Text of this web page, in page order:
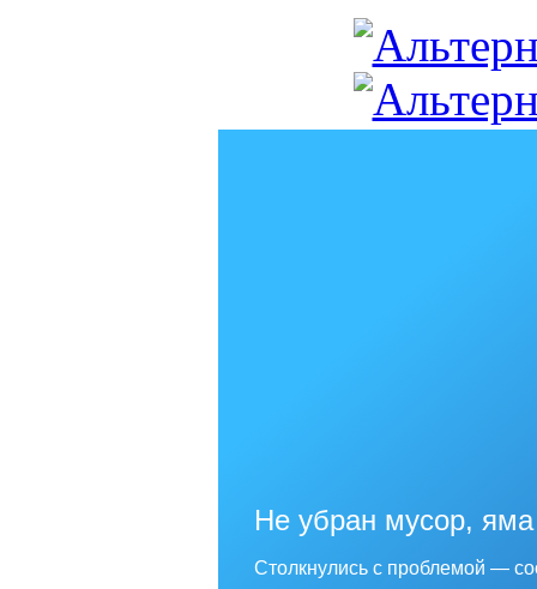
Не убран мусор,
Столкнулись с проблемой —